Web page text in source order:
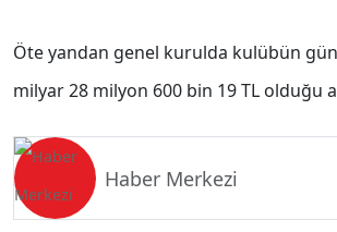
Öte yandan genel kurulda kulübün
milyar 28 milyon 600 bin 19 TL olduğu
Haber Merkezi